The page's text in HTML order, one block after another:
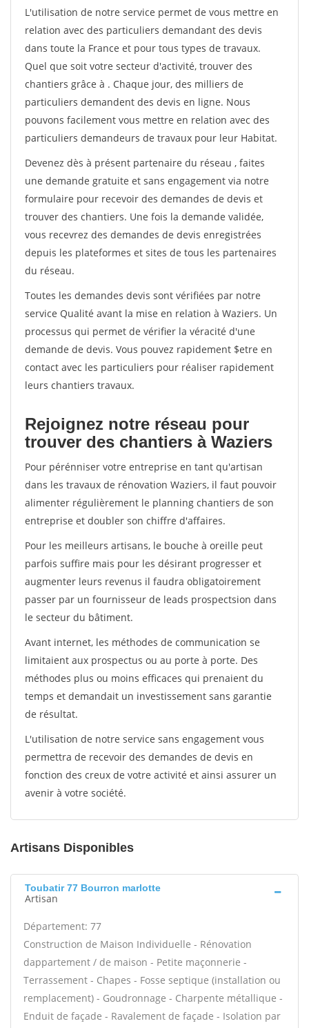
L'utilisation de notre service permet de vous mettre en
relation avec des particuliers demandant des devis
dans toute la France et pour tous types de travaux.
Quel que soit votre secteur d'activité, trouver des
chantiers grâce à . Chaque jour, des milliers de
particuliers demandent des devis en ligne. Nous
pouvons facilement vous mettre en relation avec des
particuliers demandeurs de travaux pour leur Habitat.
Devenez dès à présent partenaire du réseau , faites
une demande gratuite et sans engagement via notre
formulaire pour recevoir des demandes de devis et
trouver des chantiers. Une fois la demande validée,
vous recevrez des demandes de devis enregistrées
depuis les plateformes et sites de tous les partenaires
du réseau.
Toutes les demandes devis sont vérifiées par notre
service Qualité avant la mise en relation à Waziers. Un
processus qui permet de vérifier la véracité d'une
demande de devis. Vous pouvez rapidement $etre en
contact avec les particuliers pour réaliser rapidement
leurs chantiers travaux.
Rejoignez notre réseau pour
trouver des chantiers à Waziers
Pour pérénniser votre entreprise en tant qu'artisan
dans les travaux de rénovation Waziers, il faut pouvoir
alimenter régulièrement le planning chantiers de son
entreprise et doubler son chiffre d'affaires.
Pour les meilleurs artisans, le bouche à oreille peut
parfois suffire mais pour les désirant progresser et
augmenter leurs revenus il faudra obligatoirement
passer par un fournisseur de leads prospectsion dans
le secteur du bâtiment.
Avant internet, les méthodes de communication se
limitaient aux prospectus ou au porte à porte. Des
méthodes plus ou moins efficaces qui prenaient du
temps et demandait un investissement sans garantie
de résultat.
L'utilisation de notre service sans engagement vous
permettra de recevoir des demandes de devis en
fonction des creux de votre activité et ainsi assurer un
avenir à votre société.
Artisans Disponibles
Toubatir 77 Bourron marlotte
Artisan
Département: 77
Construction de Maison Individuelle - Rénovation
dappartement / de maison - Petite maçonnerie -
Terrassement - Chapes - Fosse septique (installation ou
remplacement) - Goudronnage - Charpente métallique -
Enduit de façade - Ravalement de façade - Isolation par